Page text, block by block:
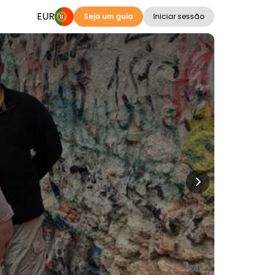
EUR Seja um guia Iniciar sessão